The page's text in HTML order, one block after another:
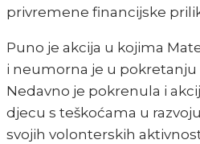
privremene financijske
Puno je akcija u kojima
i neumorna je u pokretanju
Nedavno je pokrenula i
djecu s teškoćama u
svojih volonterskih